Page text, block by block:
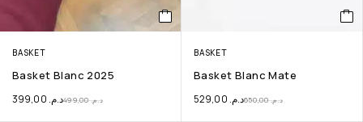
BASKET
Basket Blanc 2025
د.م.499,00 د.م.
BASKET
Basket Blanc Mate
د.م.650,00 د.م.